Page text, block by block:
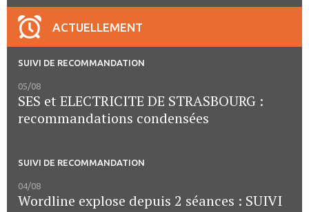
ACTUELLEMENT
SUIVI DE RECOMMANDATION
05/08
SES et ELECTRICITE DE STRASBOURG :
recommandations condensées
SUIVI DE RECOMMANDATION
04/08
Wordline explose depuis 2 séances : SUIVI